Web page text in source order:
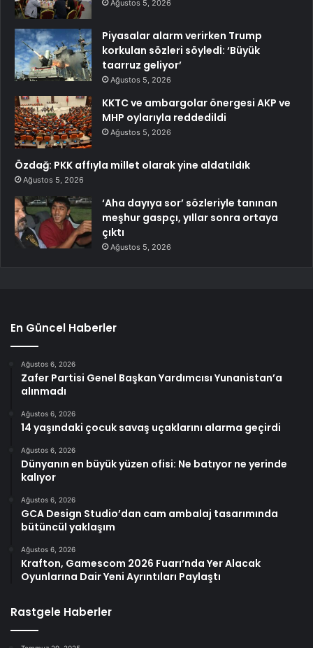
Ağustos 5, 2026
Piyasalar alarm verirken Trump
korkulan sözleri söyledİ: ‘Büyük
taarruz geliyor’
Ağustos 5, 2026
KKTC ve ambargolar önergesi AKP ve
MHP oylarıyla reddedildi
Ağustos 5, 2026
Özdağ: PKK affıyla millet olarak yine aldatıldık
Ağustos 5, 2026
‘Aha dayıya sor’ sözleriyle tanınan
meşhur gaspçı, yıllar sonra ortaya
çıktı
Ağustos 5, 2026
En Güncel Haberler
Ağustos 6, 2026
Zafer Partisi Genel Başkan Yardımcısı Yunanistan’a
alınmadı
Ağustos 6, 2026
14 yaşındaki çocuk savaş uçaklarını alarma geçirdi
Ağustos 6, 2026
Dünyanın en büyük yüzen ofisi: Ne batıyor ne yerinde
kalıyor
Ağustos 6, 2026
GCA Design Studio’dan cam ambalaj tasarımında
bütüncül yaklaşım
Ağustos 6, 2026
Krafton, Gamescom 2026 Fuarı’nda Yer Alacak
Oyunlarına Dair Yeni Ayrıntıları Paylaştı
Rastgele Haberler